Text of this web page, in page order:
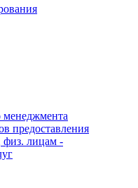
менеджмента
предоставления
лицам -